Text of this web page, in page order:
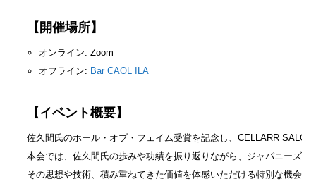
【開催場所】
オンライン: Zoom
オフライン: Bar CAOL ILA
【イベント概要】
佐久間氏のホール・オブ・フェイム受賞を記念し、CELLARR
本会では、佐久間氏の歩みや功績を振り返りながら、ジャパニーズ
その思想や技術、積み重ねてきた価値を体感いただける特別な機会で